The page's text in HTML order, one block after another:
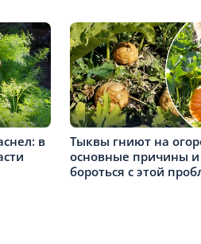
в
Тыквы гниют на
основные причины и
бороться с этой